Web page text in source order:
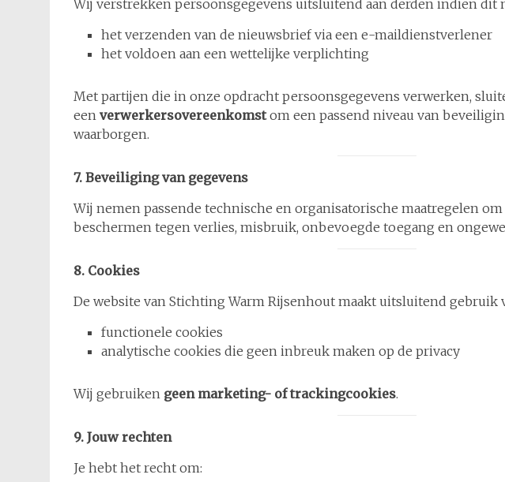
Wij verstrekken persoonsgegevens uitsluitend aan derden indien dit
het verzenden van de nieuwsbrief via een e-maildienstverlener
het voldoen aan een wettelijke verplichting
Met partijen die in onze opdracht persoonsgegevens verwerken,
een verwerkersovereenkomstom een passend niveau van
waarborgen.
7. Beveiliging van gegevens
Wij nemen passende technische en organisatorische maatregelen
beschermen tegen verlies, misbruik, onbevoegde toegang en
8. Cookies
De website van Stichting Warm Rijsenhout maakt uitsluitend gebruik
functionele cookies
analytische cookies die geen inbreuk maken op de privacy
Wij gebruiken geen marketing- of trackingcookies.
9. Jouw rechten
Je hebt het recht om: